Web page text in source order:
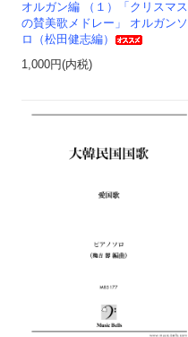
オルガン編 （１）「クリスマス
の賛美歌メドレー」 オルガンソ
ロ（松田健志編）
1,000円(内税)